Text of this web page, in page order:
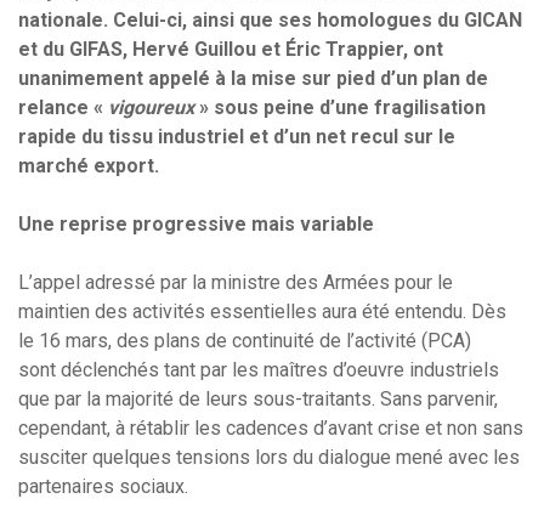
nationale. Celui-ci, ainsi que ses homologues du GICAN
et du GIFAS, Hervé Guillou et Éric Trappier, ont
unanimement appelé à la mise sur pied d’un plan de
relance « vigoureux» sous peine d’une fragilisation
rapide du tissu industriel et d’un net recul sur le
marché export.
Une reprise progressive mais variable
L’appel adressé par la ministre des Armées pour le
maintien des activités essentielles aura été entendu. Dès
le 16 mars, des plans de continuité de l’activité (PCA)
sont déclenchés tant par les maîtres d’oeuvre industriels
que par la majorité de leurs sous-traitants. Sans parvenir,
cependant, à rétablir les cadences d’avant crise et non sans
susciter quelques tensions lors du dialogue mené avec les
partenaires sociaux.